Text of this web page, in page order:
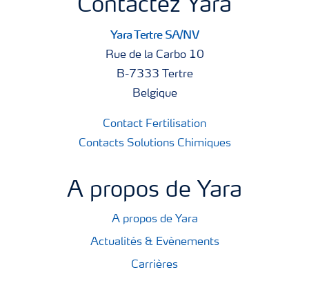
Contactez Yara
Yara Tertre SA/NV
Rue de la Carbo 10
B-7333 Tertre
Belgique
Contact Fertilisation
Contacts Solutions Chimiques
A propos de Yara
A propos de Yara
Actualités & Evènements
Carrières